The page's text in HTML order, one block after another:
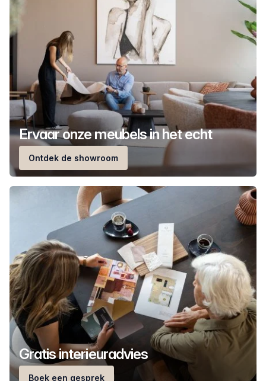
Ervaar onze meubels in het echt
Ontdek de showroom
Gratis interieuradvies
Boek een gesprek